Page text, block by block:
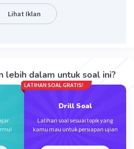
Paramecium, Amoeba, dan
organisme uniseluler yang terdiri
Lihat Iklan
lebih dalam untuk soal ini?
LATIHAN SOAL GRATIS!
Drill Soal
Latihan soal sesuai topik yang
kamu mau untuk persiapan ujian